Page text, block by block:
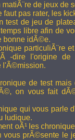
de jeux de
pas rater, les
test de jeu de
libre afin de
bonne idÃ©e.
particuliÃ¨re
-dire l'origine
l'Ã©mission.
de test mais
on vous fait
qui vous parle
ludique.
oÃ¹ les
vous prÃ©sente le